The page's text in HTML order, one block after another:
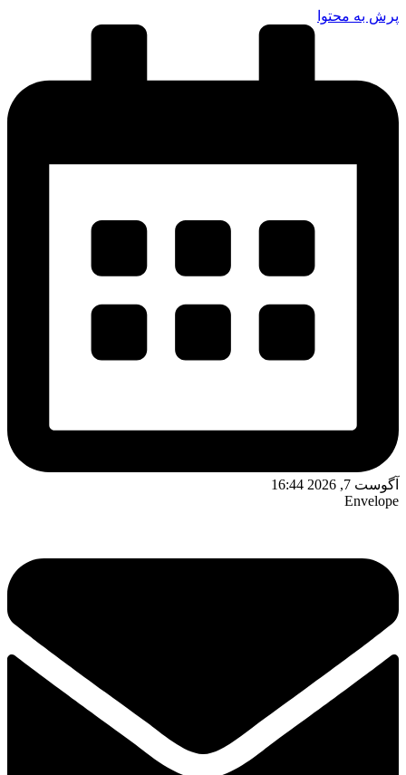
به محتوا
7, 2026 16:44